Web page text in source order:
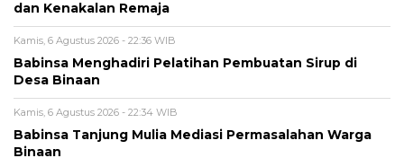
dan Kenakalan Remaja
Kamis, 6 Agustus 2026 - 22:36 WIB
Babinsa Menghadiri Pelatihan Pembuatan Sirup di
Desa Binaan
Kamis, 6 Agustus 2026 - 22:34 WIB
Babinsa Tanjung Mulia Mediasi Permasalahan Warga
Binaan